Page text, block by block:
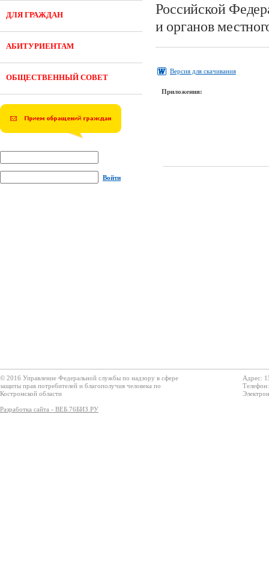
ДЛЯ ГРАЖДАН
АБИТУРИЕНТАМ
ОБЩЕСТВЕННЫЙ СОВЕТ
Войти
Российской
и органов
Версия для скачивания
Приложения:
© 2016 Управление Федеральной службы по надзору в сфере
защиты прав потребителей и благополучия человека по
Костромской области
Разработка сайта - ВЕБ.76БИЗ.РУ
Адрес: